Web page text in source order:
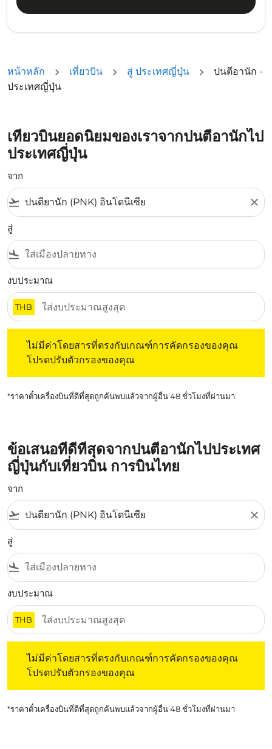
หน้าหลัก เที่ยวบิน สู่ ประเทศญี่ปุ่น
ปนตีอานัก -
ประเทศญี่ปุ่น
เที่ยวบินยอดนิยมของเราจากปนตีอานักไป
ประเทศญี่ปุ่น
จาก
flight_takeoff close
สู่
flight_land
งบประมาณ
THB
ไม่มีค่าโดยสารที่ตรงกับเกณฑ์การคัดกรองของคุณ
โปรดปรับตัวกรองของคุณ
*ราคาตั๋วเครื่องบินที่ดีที่สุดถูกค้นพบแล้วจากผู้อื่น 48 ชั่วโมงที่ผ่านมา
ข้อเสนอที่ดีที่สุดจากปนตีอานักไปประเทศ
ญี่ปุ่นกับเที่ยวบิน การบินไทย
จาก
flight_takeoff close
สู่
flight_land
งบประมาณ
THB
ไม่มีค่าโดยสารที่ตรงกับเกณฑ์การคัดกรองของคุณ
โปรดปรับตัวกรองของคุณ
*ราคาตั๋วเครื่องบินที่ดีที่สุดถูกค้นพบแล้วจากผู้อื่น 48 ชั่วโมงที่ผ่านมา